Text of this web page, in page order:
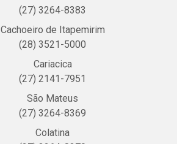
(27) 3264-8383
Cachoeiro de Itapemirim
(28) 3521-5000
Cariacica
(27) 2141-7951
São Mateus
(27) 3264-8369
Colatina